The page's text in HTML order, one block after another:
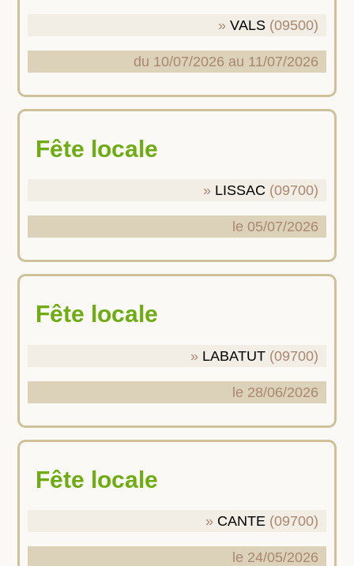
VALS (09500)
du 10/07/2026 au 11/07/2026
Fête locale
LISSAC (09700)
le 05/07/2026
Fête locale
LABATUT (09700)
le 28/06/2026
Fête locale
CANTE (09700)
le 24/05/2026